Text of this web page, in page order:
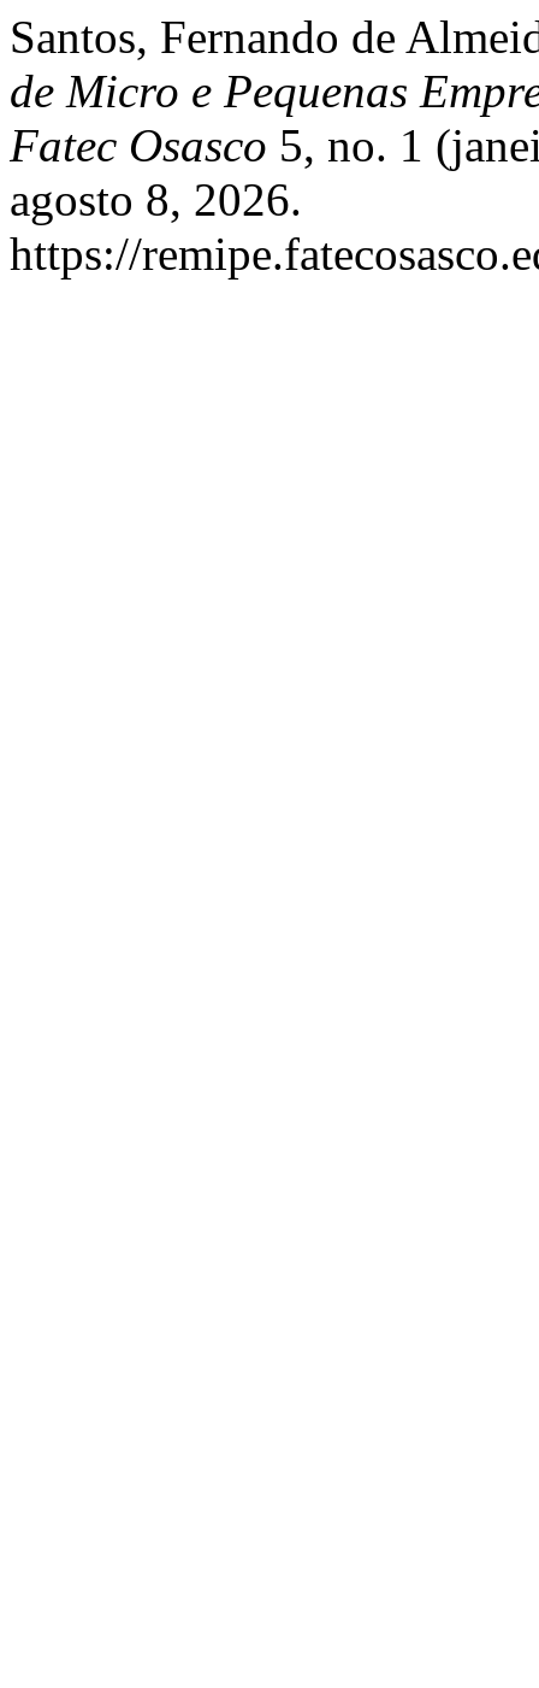
Santos, Fernando de
de Micro e Pequenas
Fatec Osasco 5, no. 1
agosto 8, 2026.
https://